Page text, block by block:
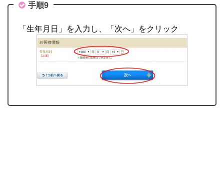
手順9
「生年月日」を入力し、「次へ」をクリック